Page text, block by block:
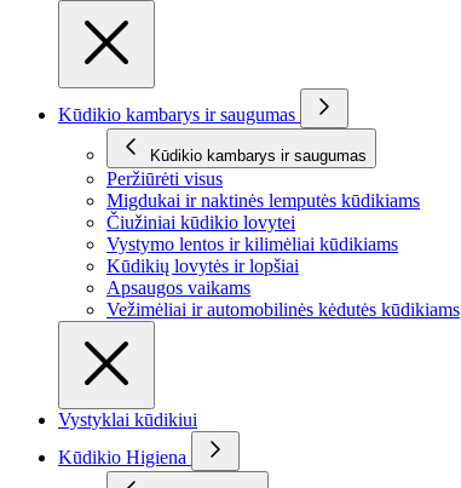
Kūdikio kambarys ir saugumas
Kūdikio kambarys ir saugumas
Peržiūrėti visus
Migdukai ir naktinės lemputės kūdikiams
Čiužiniai kūdikio lovytei
Vystymo lentos ir kilimėliai kūdikiams
Kūdikių lovytės ir lopšiai
Apsaugos vaikams
Vežimėliai ir automobilinės kėdutės kūdikiams
Vystyklai kūdikiui
Kūdikio Higiena